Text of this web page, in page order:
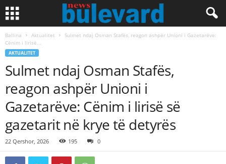
Ballina Aktualitet
Sulmet ndaj Osman Stafës, reagon ashpër Unioni i Gazetarëve:
Cënim i lirisë...
AKTUALITET
Sulmet ndaj Osman Stafës,
reagon ashpër Unioni i
Gazetarëve: Cënim i lirisë së
gazetarit në krye të detyrës
22 Qershor, 2026 195 0